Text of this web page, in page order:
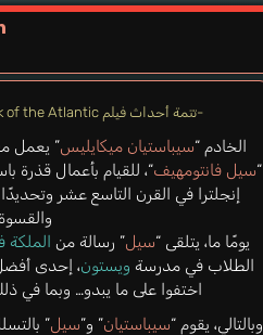
-تتمة أحداث فيلم Kuroshitsuji Movie: Book of the Atlantic-
الخادم “سيباستيان ميكايليس
“سيل فانتومهيف“، للقيام بأعمال قذرة
إنجلترا في القرن التاسع عشر
يومًا ما، يتلقى “سيل” رسالة من الملكة
الطلاب في مدرسة ويستون، إحدى
اختفوا على ما يبدو… وبما في
وبالتالي، يقوم “سيباستيان” و”سيل”